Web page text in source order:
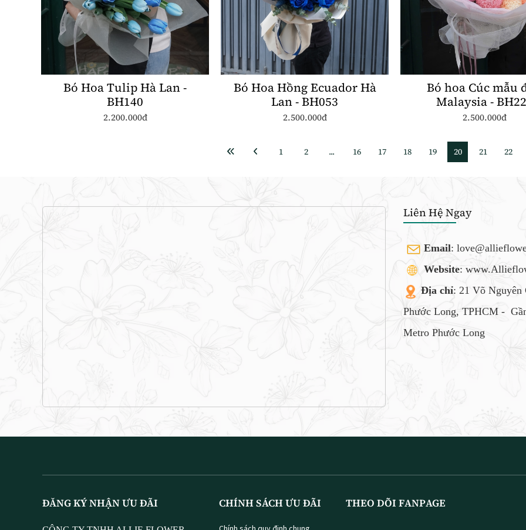
Bó Hoa Tulip Hà Lan -
BH140
2.200.000đ
Bó Hoa Hồng Ecuador Hà
Lan - BH053
2.500.000đ
Bó hoa Cúc mẫu
Malaysia -
2.500.000đ
1 2 ... 16 17 18 19 20 21 22
Liên Hệ Ngay
Email:
Website:
Địa chỉ: 21 Võ Nguyên
Phước Long, TPHCM -
Metro Phước Long
ĐĂNG KÝ NHẬN ƯU ĐÃI CHÍNH SÁCH ƯU ĐÃI THEO DÕI FANPAGE